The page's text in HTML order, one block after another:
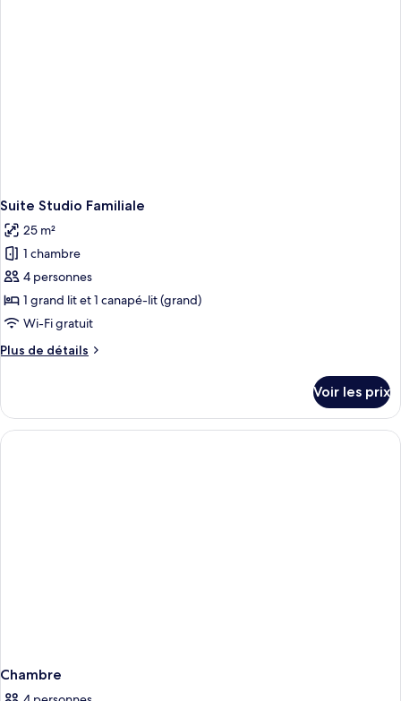
Suite Studio Familiale
25 m²
1 chambre
4 personnes
1 grand lit et 1 canapé-lit (grand)
Wi-Fi gratuit
Plus de détails
Plus
le
type
de
Voir les prix
Chambre